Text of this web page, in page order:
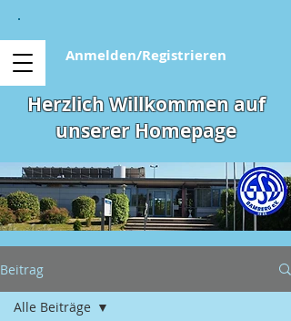
Anmelden/Registrieren
Herzlich Willkommen auf
unserer Homepage
Beitrag
Alle Beiträge